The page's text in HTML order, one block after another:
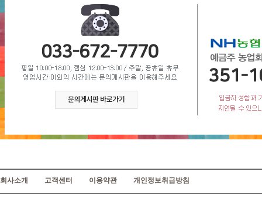
회사소개 고객센터 이용약관 개인정보취급방침